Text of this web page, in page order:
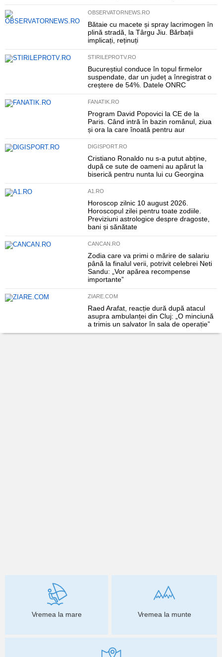
OBSERVATORNEWS.RO
Bătaie cu macete și spray lacrimogen în
plină stradă, la Târgu Jiu. Bărbații
implicați, reținuți
STIRILEPROTV.RO
Bucureștiul conduce în topul firmelor
suspendate, dar un județ a înregistrat o
creștere de 54%. Datele ONRC
FANATIK.RO
Program David Popovici la CE de la
Paris. Când intră în bazin românul, ziua
și ora la care înoată pentru aur
DIGISPORT.RO
Cristiano Ronaldo nu s-a putut abține,
după ce sute de oameni au apărut la
biserică pentru nunta lui cu Georgina
A1.RO
Horoscop zilnic 10 august 2026.
Horoscopul zilei pentru toate zodiile.
Previziuni astrologice despre dragoste,
bani și sănătate
CANCAN.RO
Zodia care va primi o mărire de salariu
până la finalul verii, potrivit celebrei Neti
Sandu: „Vor apărea recompense
importante”
ZIARE.COM
Raed Arafat, reacție dură după atacul
asupra ambulanței din Cluj: „O minciună
a trimis un salvator în sala de operație”
Vremea la mare Vremea la munte